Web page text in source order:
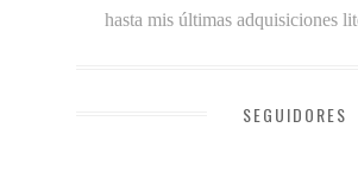
hasta mis últimas adquisiciones
SEGUIDORES